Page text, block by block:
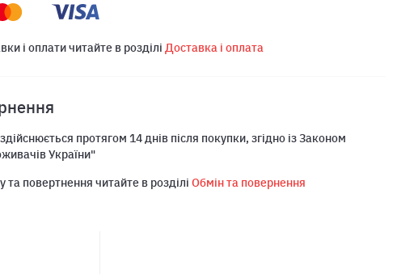
і оплати читайте в розділі Доставка і оплата
протягом 14 днів після покупки, згідно із Законом
України"
повертнення читайте в розділі Обмін та повернення